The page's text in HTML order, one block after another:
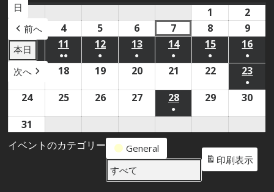
日
前へ
本日
次へ
曜
曜
日
曜
日
曜
日
曜
日
曜
日
曜
日
1
8
1
日
22026
年
8
2
日
32026
年
8
月
3
日
42026
年
8
月
4
日
5
年
月
5
日
6
年
月
6
日
7
年
月
7
日
8
年
月
8
日
92026
年
月
9
日
102026
年
8
月
10
日
●
(1
の
イ
ベ
ン
11
8
月
日
●●
(2
の
イ
ベ
ン
122026
8
月
12
日
●
(1
の
イ
ベ
ン
ト)
132026
8
月
日
●
(1
の
イ
ベ
ン
ト)
142026
月
14
日
●
(1
の
イ
ベ
ト)
152026
8
月
日
●
(1
の
イ
ベ
ン
ト)
16
8
月
日
●
(1
件
の
イ
ベ
ン
ト)
17 2026
8
月
17
日
182026
8
月
18
日
192026
8
月
19
日
202026
月
20
日
21
8
月
21
222026
8
月
22
日
23
月
23
日
●
(1
ベ
ン
242026
月
252026
月
262026
月
26
日
272026
27
282026
28
●
ベ
292026
29
日
30
30
日
31
年
イベントのカテゴリー
General
すべて
印刷表示